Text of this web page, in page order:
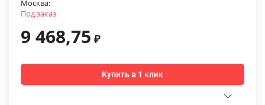
Москва:
Под заказ
9 468,75 ₽
Купить в 1 клик